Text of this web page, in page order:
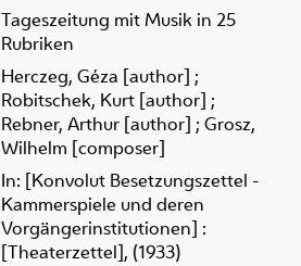
Tageszeitung mit Musik in 25
Rubriken
Herczeg, Géza [author] ;
Robitschek, Kurt [author] ;
Rebner, Arthur [author] ; Grosz,
Wilhelm [composer]
In: [Konvolut Besetzungszettel -
Kammerspiele und deren
Vorgängerinstitutionen] :
[Theaterzettel], (1933)